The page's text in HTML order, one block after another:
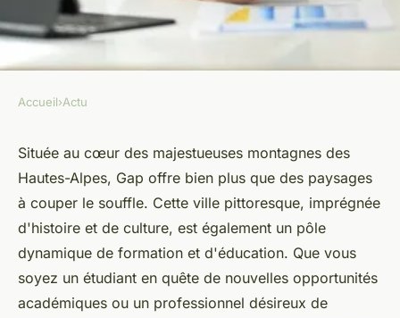
Explorez les formations
disponibles à Gap : Un monde
de possibilités
admin•8 mars 2024•3 min de lecture
Accueil›Actu
Située au cœur des majestueuses montagnes des
Hautes-Alpes, Gap offre bien plus que des paysages
à couper le souffle. Cette ville pittoresque, imprégnée
d'histoire et de culture, est également un pôle
dynamique de formation et d'éducation. Que vous
soyez un étudiant en quête de nouvelles opportunités
académiques ou un professionnel désireux de